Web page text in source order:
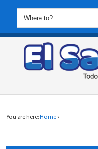
You are here:Home »